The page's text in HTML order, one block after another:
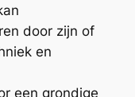
door zijn of
en
een grondige